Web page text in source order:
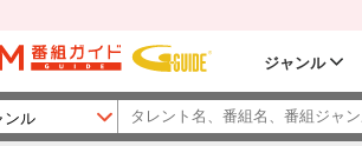
ジャンル